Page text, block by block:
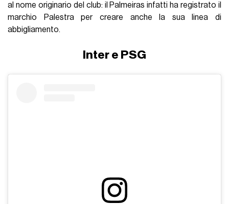
al nome originario del club: il Palmeiras infatti ha registrato il
marchio Palestra per creare anche la sua linea di
abbigliamento.
Inter e PSG